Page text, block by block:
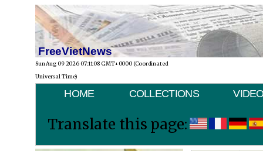
FreeVietNews
Sun Aug 09 2026 07:11:08 GMT+0000 (Coordinated
Universal Time)
HOME COLLECTIONS
Translate this page: